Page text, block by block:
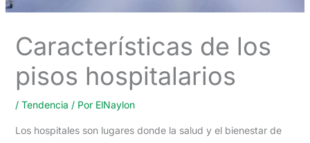
Características de los
pisos hospitalarios
/ Tendencia / Por ElNaylon
Los hospitales son lugares donde la salud y el bienestar de